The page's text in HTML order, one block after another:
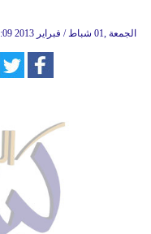
23:09 2013 الجمعة ,01 شباط / فبراير